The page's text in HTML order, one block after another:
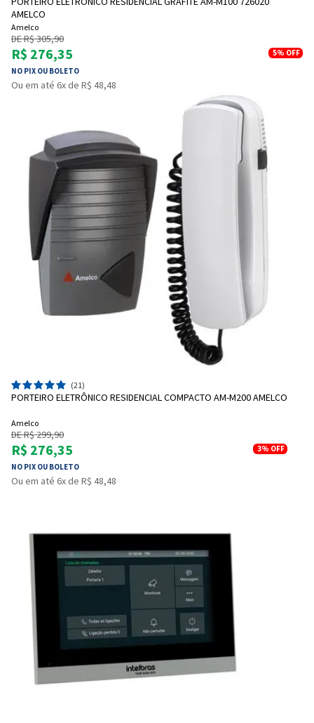
AMELCO
Amelco
DE R$ 305,90
R$ 276,35
NO PIX OU BOLETO
5% OFF
Ou em até 6x de R$ 48,48
(21)
PORTEIRO ELETRÔNICO RESIDENCIAL COMPACTO AM-M200 AMELCO
Amelco
DE R$ 299,90
R$ 276,35
NO PIX OU BOLETO
3% OFF
Ou em até 6x de R$ 48,48